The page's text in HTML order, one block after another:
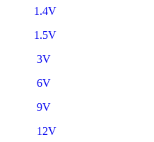
1.4V
1.5V
3V
6V
9V
12V